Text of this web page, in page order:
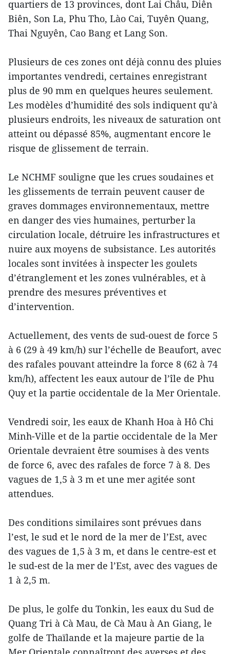
quartiers de 13 provinces, dont Lai Châu, Diên
Biên, Son La, Phu Tho, Lào Cai, Tuyên Quang,
Thai Nguyên, Cao Bang et Lang Son.
Plusieurs de ces zones ont déjà connu des pluies
importantes vendredi, certaines enregistrant
plus de 90 mm en quelques heures seulement.
Les modèles d’humidité des sols indiquent qu’à
plusieurs endroits, les niveaux de saturation ont
atteint ou dépassé 85%, augmentant encore le
risque de glissement de terrain.
Le NCHMF souligne que les crues soudaines et
les glissements de terrain peuvent causer de
graves dommages environnementaux, mettre
en danger des vies humaines, perturber la
circulation locale, détruire les infrastructures et
nuire aux moyens de subsistance. Les autorités
locales sont invitées à inspecter les goulets
d’étranglement et les zones vulnérables, et à
prendre des mesures préventives et
d’intervention.
Actuellement, des vents de sud-ouest de force 5
à 6 (29 à 49 km/h) sur l’échelle de Beaufort, avec
des rafales pouvant atteindre la force 8 (62 à 74
km/h), affectent les eaux autour de l’île de Phu
Quy et la partie occidentale de la Mer Orientale.
Vendredi soir, les eaux de Khanh Hoa à Hô Chi
Minh-Ville et de la partie occidentale de la Mer
Orientale devraient être soumises à des vents
de force 6, avec des rafales de force 7 à 8. Des
vagues de 1,5 à 3 m et une mer agitée sont
attendues.
Des conditions similaires sont prévues dans
l’est, le sud et le nord de la mer de l’Est, avec
des vagues de 1,5 à 3 m, et dans le centre-est et
le sud-est de la mer de l’Est, avec des vagues de
1 à 2,5 m.
De plus, le golfe du Tonkin, les eaux du Sud de
Quang Tri à Cà Mau, de Cà Mau à An Giang, le
golfe de Thaïlande et la majeure partie de la